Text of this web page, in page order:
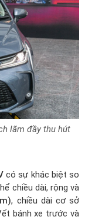
lãm đầy thu hút
có sự khác biệt so
chiều dài, rộng và
, chiều dài cơ sở
bánh xe trước và